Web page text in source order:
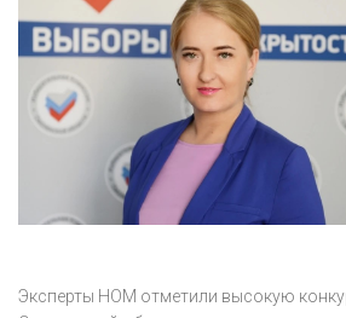
Эксперты НОМ отметили высокую